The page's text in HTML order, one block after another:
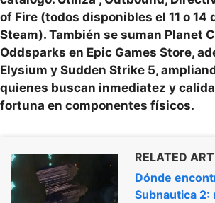
of Fire (todos disponibles el 11 o 14
Steam). También se suman Planet
Oddsparks en Epic Games Store,
Elysium y Sudden Strike 5,
quienes buscan inmediatez y
fortuna en componentes físicos.
RELATED
Dónde
Subnautica